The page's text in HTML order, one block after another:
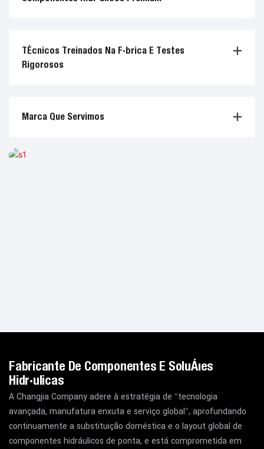
Técnicos Treinados Na Fábrica E Testes
Rigorosos
Marca Que Servimos
Fabricante De Componentes E Soluções
Hidráulicas
A Changjia Company adere à estratégia de "tecnologia
avançada, manufatura enxuta e serviço global", aprofundando
continuamente a substituição doméstica e o layout global de
componentes hidráulicos de ponta, e está comprometida em